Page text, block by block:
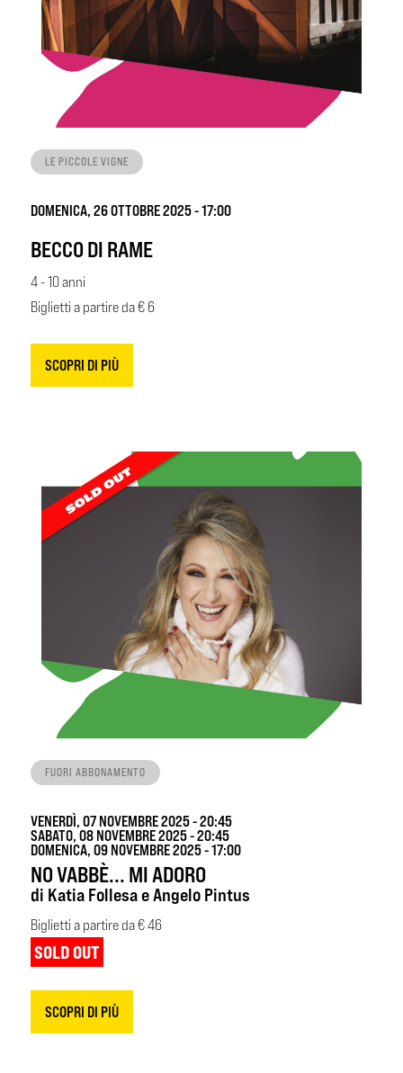
LE PICCOLE VIGNE
DOMENICA, 26 OTTOBRE 2025 - 17:00
BECCO DI RAME
4 - 10 anni
Biglietti a partire da € 6
SCOPRI DI PIÙ
FUORI ABBONAMENTO
VENERDÌ, 07 NOVEMBRE 2025 - 20:45
SABATO, 08 NOVEMBRE 2025 - 20:45
DOMENICA, 09 NOVEMBRE 2025 - 17:00
NO VABBÈ... MI ADORO
di Katia Follesa e Angelo Pintus
Biglietti a partire da € 46
SOLD OUT
SCOPRI DI PIÙ